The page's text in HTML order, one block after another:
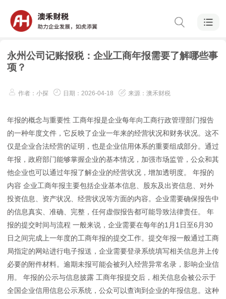
永州公司记账报税：企业工商年报需要了解哪些事
项？
作者：小探 日期：2026-04-18 来源：澳禾财税
年报的概念与重要性 工商年报是企业每年向工商行政管理部门报告
的一种年度文件，它反映了企业一年来的经营状况和财务状况。这不
仅是企业合法经营的证明，也是企业信用体系的重要组成部分。通过
年报，政府部门能够掌握企业的基本情况，加强市场监管，公众和其
他企业也可以通过年报了解企业的经营状况，增加透明度。 年报的
内容 企业工商年报主要包括企业基本信息、股东及出资信息、对外
投资信息、资产状况、经营状况等方面的内容。企业需要确保报告中
的信息真实、准确、完整，任何虚假报告都可能导致法律责任。 年
报的提交时间与流程 一般来说，企业需要在每年的1月1日至6月30
日之间完成上一年度的工商年报的提交工作。提交年报一般通过工商
局指定的网站进行电子报送，企业需要登录系统填写相关信息并上传
必要的附件材料。逾期未报可能会被列入经营异常名录，影响企业信
用。 年报的公示与信息披露 工商年报提交后，相关信息会被公示于
全国企业信用信息公示系统，公众可以查询到企业的年报信息。这种